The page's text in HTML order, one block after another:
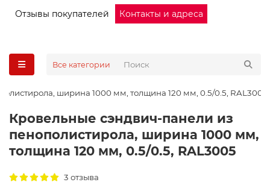
Отзывы покупателей
Контакты и адреса
Все категории
ширина 1000 мм, толщина 120 мм, 0.5/0.5, RAL3005
Кровельные сэндвич-панели из
пенополистирола, ширина 1000 мм,
толщина 120 мм, 0.5/0.5, RAL3005
3 отзыва